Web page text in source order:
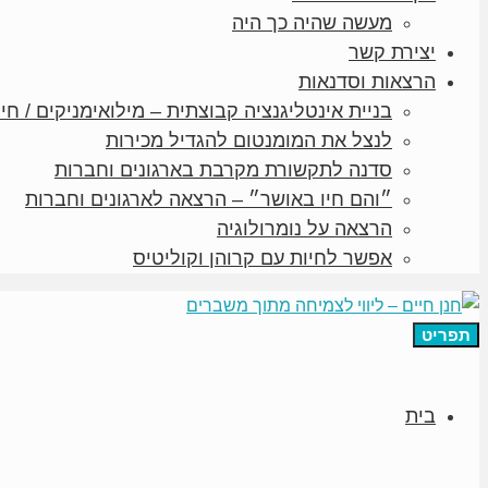
מעשה שהיה כך היה
יצירת קשר
הרצאות וסדנאות
בניית אינטליגנציה קבוצתית – מילואימניקים /
לנצל את המומנטום להגדיל מכירות
סדנה לתקשורת מקרבת בארגונים וחברות
״והם חיו באושר״ – הרצאה לארגונים וחברות
הרצאה על נומרולוגיה
אפשר לחיות עם קרוהן וקוליטיס
תפריט
בית